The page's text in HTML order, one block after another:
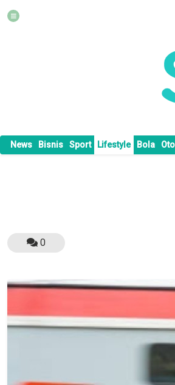
News Bisnis Sport Lifestyle Bola
0